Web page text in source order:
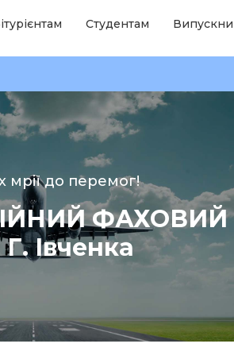
Студентам
мрії до перемог!
Івченка